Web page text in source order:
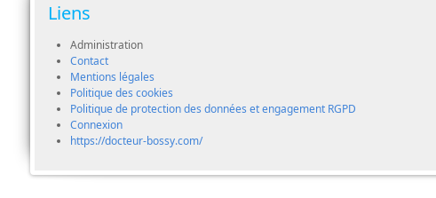
Liens
Administration
Contact
Mentions légales
Politique des cookies
Politique de protection des données et engagement RGPD
Connexion
https://docteur-bossy.com/